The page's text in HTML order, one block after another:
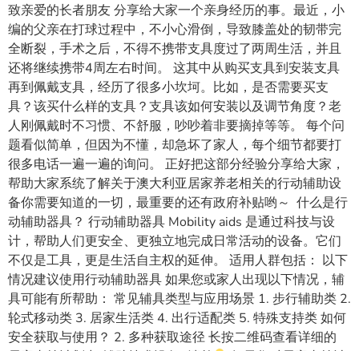
致亲爱的长者朋友 分享给大家一个亲身经历的事。最近，小
编的父亲在打球过程中，不小心滑倒，导致膝盖处的韧带完
全断裂，手术之后，不得不携带支具度过了两周生活，并且
还将继续携带4周左右时间。 这其中从购买支具到安装支具
再到佩戴支具，经历了很多小坎坷。比如，是否需要买支
具？该买什么样的支具？支具该如何安装以及调节角度？老
人刚佩戴时不习惯、不舒服，吵吵着非要摘掉等等。 每个问
题看似简单，但因为不懂，却急坏了家人，每个细节都要打
很多电话一遍一遍的询问。 正好把这部分经验分享给大家，
帮助大家系统了解关于澳大利亚居家养老相关的行动辅助设
备你需要知道的一切，最重要的还有政府补贴哟～ 什么是行
动辅助器具？ 行动辅助器具 Mobility aids 是通过科技与设
计，帮助人们更安全、更独立地完成日常活动的设备。它们
不仅是工具，更是生活自主权的延伸。 适用人群包括： 以下
情况建议使用行动辅助器具 如果您或家人出现以下情况，辅
具可能有所帮助： 常见辅具类型与应用场景 1. 步行辅助类 2.
轮式移动类 3. 居家生活类 4. 出行适配类 5. 特殊支持类 如何
安全获取与使用？ 2. 多种获取途径 长按二维码查看详细的